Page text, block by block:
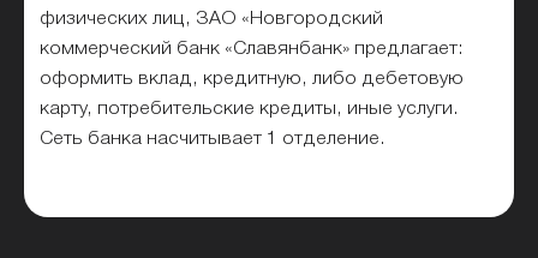
физических лиц, ЗАО «Новгородский
коммерческий банк «Славянбанк» предлагает:
оформить вклад, кредитную, либо дебетовую
карту, потребительские кредиты, иные услуги.
Сеть банка насчитывает 1 отделение.